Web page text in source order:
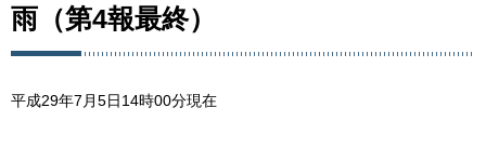
雨（第4報最終）
平成29年7月5日14時00分現在